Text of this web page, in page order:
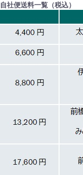
自社便送料一覧（税込）